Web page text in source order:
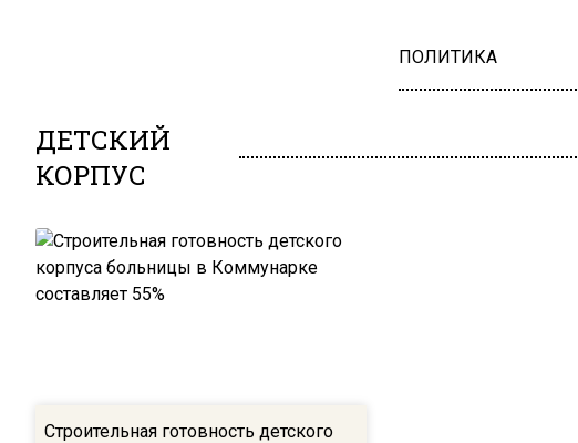
ПОЛИТИКА
ДЕТСКИЙ
КОРПУС
Строительная готовность детского